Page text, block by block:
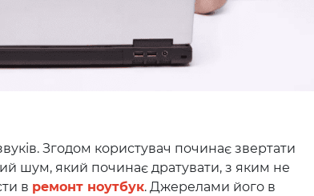
Згодом користувач починає звертати
шум, який починає дратувати, з яким не
в ремонт ноутбук. Джерелами його в